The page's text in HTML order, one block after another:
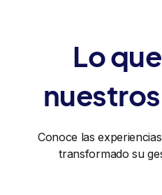
Lo
Conoce las
transformado su